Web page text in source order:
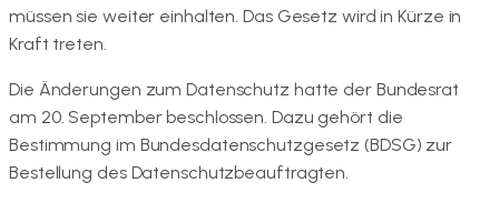
müssen sie weiter einhalten. Das Gesetz wird in Kürze in
Kraft treten.
Die Änderungen zum Datenschutz hatte der Bundesrat
am 20. September beschlossen. Dazu gehört die
Bestimmung im Bundesdatenschutzgesetz (BDSG) zur
Bestellung des Datenschutzbeauftragten.